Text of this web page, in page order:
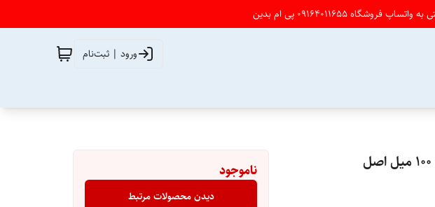
ورود | ثبت‌نام
ناموجود
دیدن محصولات مرتبط